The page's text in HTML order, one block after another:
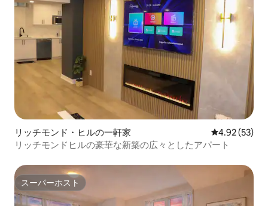
リッチモンド・ヒルの一軒家 レビュー53
4.92 (53)
リッチモンドヒルの豪華な新築の広々としたアパート
スーパーホスト
スーパーホスト